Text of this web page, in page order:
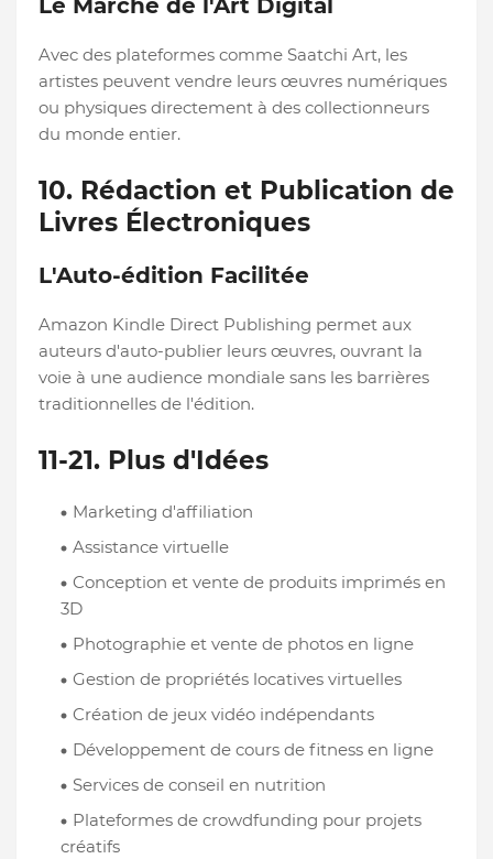
Le Marché de l'Art Digital
Avec des plateformes comme Saatchi Art, les
artistes peuvent vendre leurs œuvres numériques
ou physiques directement à des collectionneurs
du monde entier.
10. Rédaction et Publication de
Livres Électroniques
L'Auto-édition Facilitée
Amazon Kindle Direct Publishing permet aux
auteurs d'auto-publier leurs œuvres, ouvrant la
voie à une audience mondiale sans les barrières
traditionnelles de l'édition.
11-21. Plus d'Idées
Marketing d'affiliation
Assistance virtuelle
Conception et vente de produits imprimés en
3D
Photographie et vente de photos en ligne
Gestion de propriétés locatives virtuelles
Création de jeux vidéo indépendants
Développement de cours de fitness en ligne
Services de conseil en nutrition
Plateformes de crowdfunding pour projets
créatifs